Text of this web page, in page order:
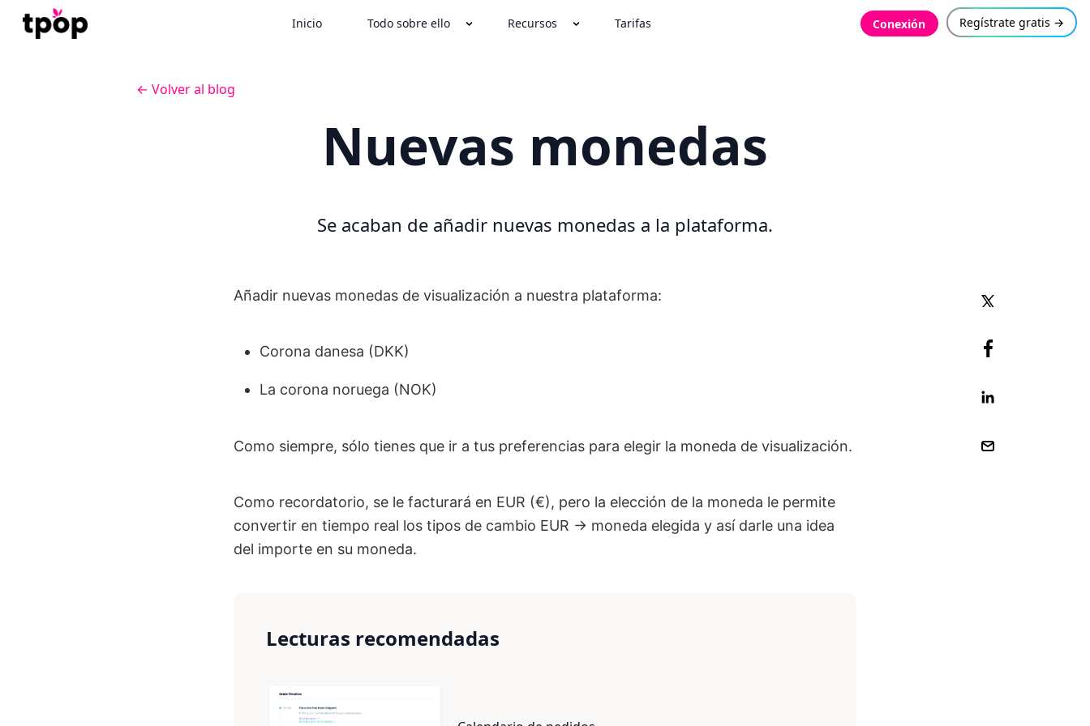
Inicio Todo sobre ello Recursos Tarifas Conexión Regístrate gratis →
← Volver al blog
Nuevas monedas
Se acaban de añadir nuevas monedas a la plataforma.
Añadir nuevas monedas de visualización a nuestra plataforma:
Corona danesa (DKK)
La corona noruega (NOK)
Como siempre, sólo tienes que ir a tus preferencias para elegir la moneda de visualización.
Como recordatorio, se le facturará en EUR (€), pero la elección de la moneda le permite
convertir en tiempo real los tipos de cambio EUR -> moneda elegida y así darle una idea
del importe en su moneda.
Lecturas recomendadas